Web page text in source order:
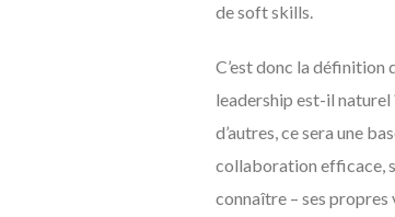
de soft skills.
C’est donc la définition
leadership est-il naturel
d’autres, ce sera une
collaboration efficace,
connaître – ses propres